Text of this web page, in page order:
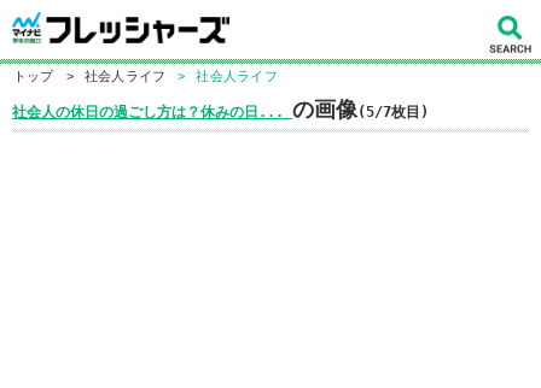
トップ > 社会人ライフ > 社会人ライフ
社会人の休日の過ごし方は？休みの日... の画像(5/7枚目)